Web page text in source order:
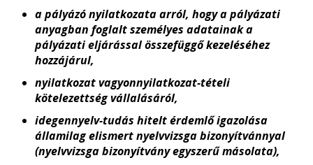
a pályázó nyilatkozata arról, hogy a pályázati
anyagban foglalt személyes adatainak a
pályázati eljárással összefüggő kezeléséhez
hozzájárul,
nyilatkozat vagyonnyilatkozat-tételi
kötelezettség vállalásáról,
idegennyelv-tudás hitelt érdemlő igazolása
államilag elismert nyelvvizsga bizonyítvánnyal
(nyelvvizsga bizonyítvány egyszerű másolata),